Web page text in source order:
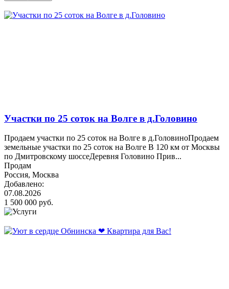
Участки по 25 соток на Волге в д.Головино
Продаем участки по 25 соток на Волге в д.ГоловиноПродаем
земельные участки по 25 соток на Волге В 120 км от Москвы
по Дмитровскому шоссеДеревня Головино Прив...
Продам
Россия, Москва
Добавлено:
07.08.2026
1 500 000 руб.